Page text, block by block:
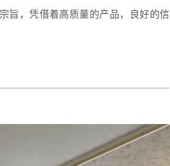
旨，凭借着高质量的产品，良好的信